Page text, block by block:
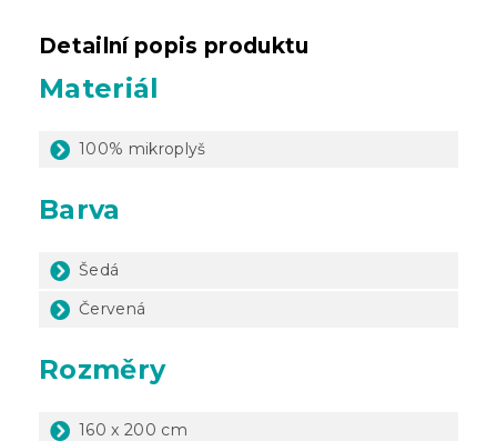
Detailní popis produktu
Materiál
100% mikroplyš
Barva
Šedá
Červená
Rozměry
160 x 200 cm